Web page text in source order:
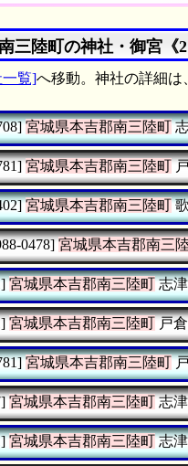
三陸町の神社・御宮《
一覧]へ移動。神社の詳細は
宮城県本吉郡南三陸町
宮城県本吉郡南三陸町
宮城県本吉郡南三陸町
0478] 宮城県本吉郡南三
宮城県本吉郡南三陸町志津
宮城県本吉郡南三陸町戸
宮城県本吉郡南三陸町
宮城県本吉郡南三陸町志
宮城県本吉郡南三陸町志津